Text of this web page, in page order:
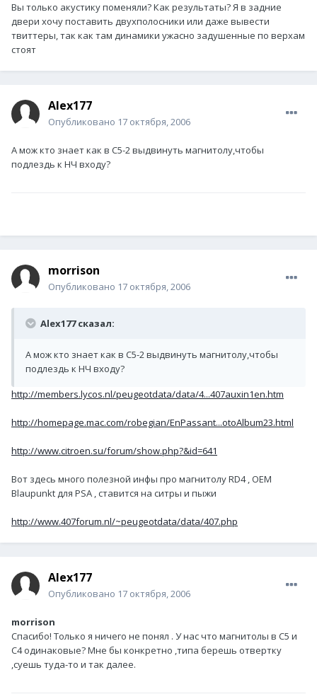
Вы только акустику поменяли? Как результаты? Я в задние
двери хочу поставить двухполосники или даже вывести
твиттеры, так как там динамики ужасно задушенные по верхам
стоят
Alex177
Опубликовано 17 октября, 2006
А мож кто знает как в С5-2 выдвинуть магнитолу,чтобы
подлездь к НЧ входу?
morrison
Опубликовано 17 октября, 2006
Alex177 сказал:
А мож кто знает как в С5-2 выдвинуть магнитолу,чтобы
подлездь к НЧ входу?
http://members.lycos.nl/peugeotdata/data/4...407auxin1en.htm
http://homepage.mac.com/robegian/EnPassant...otoAlbum23.html
http://www.citroen.su/forum/show.php?&id=641
Вот здесь много полезной инфы про магнитолу RD4 , OEM
Blaupunkt для PSA , ставится на ситры и пыжи
http://www.407forum.nl/~peugeotdata/data/407.php
Alex177
Опубликовано 17 октября, 2006
morrison
Спасибо! Только я ничего не понял . У нас что магнитолы в С5 и
С4 одинаковые? Мне бы конкретно ,типа берешь отвертку
,суешь туда-то и так далее.